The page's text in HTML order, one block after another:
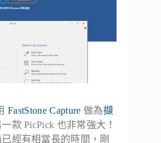
FastStone Capture 做為擷
款 PicPick 也非常強大！
經有相當長的時間，剛